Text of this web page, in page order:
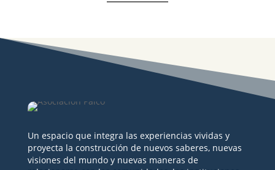
Un espacio que integra las experiencias vividas y
proyecta la construcción de nuevos saberes, nuevas
visiones del mundo y nuevas maneras de